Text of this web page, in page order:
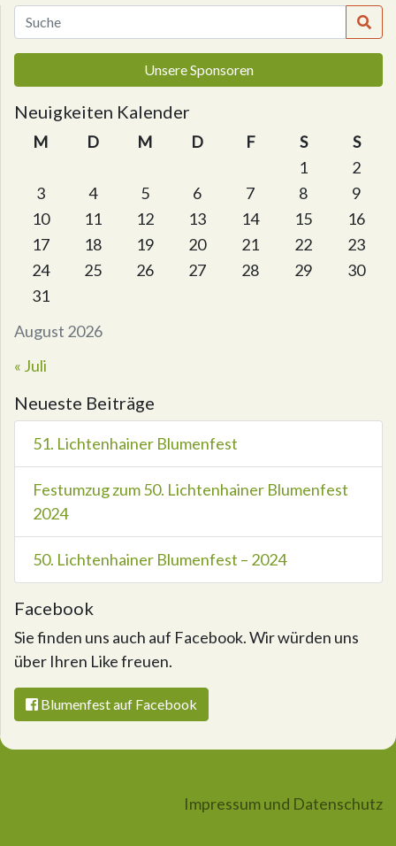
Unsere Sponsoren
Neuigkeiten Kalender
August 2026
M D M D F S
S
1
2
3
4 5 6 7 8
9
10
11 12 13 14 15
16
17
18 19 20 21 22
23
24
25 26 27 28 29
30
31
« Juli
Neueste Beiträge
51. Lichtenhainer Blumenfest
Festumzug zum 50. Lichtenhainer Blumenfest
2024
50. Lichtenhainer Blumenfest – 2024
Facebook
Sie finden uns auch auf Facebook. Wir würden uns
über Ihren Like freuen.
Blumenfest auf Facebook
Impressum und Datenschutz